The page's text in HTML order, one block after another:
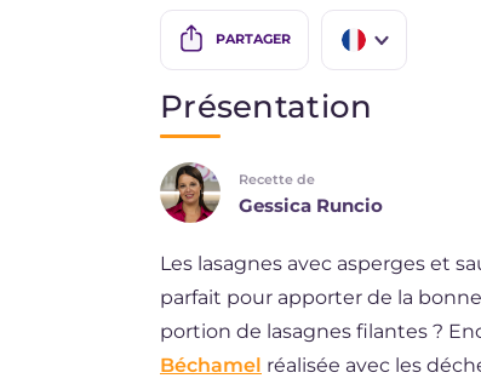
PARTAGER
BR
Présentation
Recette de
Gessica Runcio
Les lasagnes avec asperges et
parfait pour apporter de la
portion de lasagnes filantes ?
Béchamel réalisée avec les